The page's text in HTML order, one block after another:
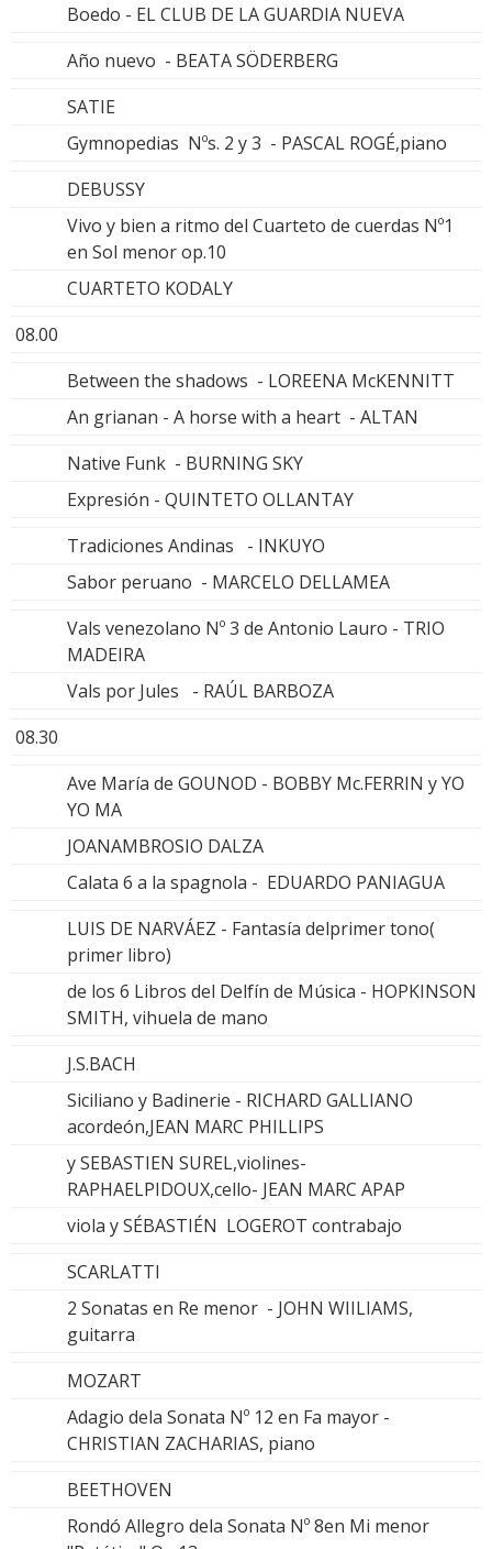
Boedo - EL CLUB DE LA GUARDIA NUEVA
Año nuevo - BEATA SÖDERBERG
SATIE
Gymnopedias Nºs. 2 y 3 - PASCAL ROGÉ,piano
DEBUSSY
Vivo y bien a ritmo del Cuarteto de cuerdas Nº1
en Sol menor op.10
CUARTETO KODALY
08.00
Between the shadows - LOREENA McKENNITT
An grianan - A horse with a heart - ALTAN
Native Funk - BURNING SKY
Expresión - QUINTETO OLLANTAY
Tradiciones Andinas - INKUYO
Sabor peruano - MARCELO DELLAMEA
Vals venezolano Nº 3 de Antonio Lauro - TRIO
MADEIRA
Vals por Jules - RAÚL BARBOZA
08.30
Ave María de GOUNOD - BOBBY Mc.FERRIN y YO
YO MA
JOANAMBROSIO DALZA
Calata 6 a la spagnola - EDUARDO PANIAGUA
LUIS DE NARVÁEZ - Fantasía delprimer tono(
primer libro)
de los 6 Libros del Delfín de Música - HOPKINSON
SMITH, vihuela de mano
J.S.BACH
Siciliano y Badinerie - RICHARD GALLIANO
acordeón,JEAN MARC PHILLIPS
y SEBASTIEN SUREL,violines-
RAPHAELPIDOUX,cello- JEAN MARC APAP
viola y SÉBASTIÉN LOGEROT contrabajo
SCARLATTI
2 Sonatas en Re menor - JOHN WIILIAMS,
guitarra
MOZART
Adagio dela Sonata Nº 12 en Fa mayor -
CHRISTIAN ZACHARIAS, piano
BEETHOVEN
Rondó Allegro dela Sonata Nº 8en Mi menor